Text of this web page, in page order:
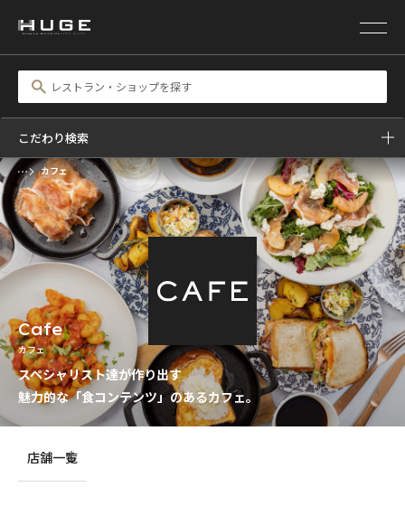
こだわり検索
カフェ
Cafe
カフェ
スペシャリスト達が作り出す
魅力的な「食コンテンツ」のあるカフェ。
店舗一覧